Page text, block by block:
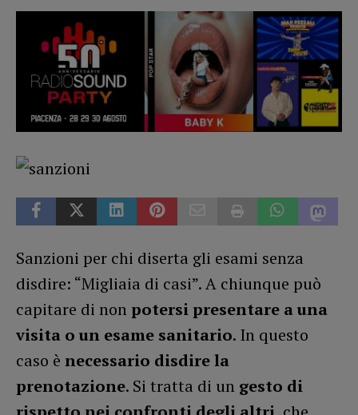
Sanzioni per chi diserta gli esami senza
disdire: “Migliaia di casi”. A chiunque può
capitare di non potersi presentare a una
visita o un esame sanitario. In questo
caso è necessario disdire la
prenotazione. Si tratta di un gesto di